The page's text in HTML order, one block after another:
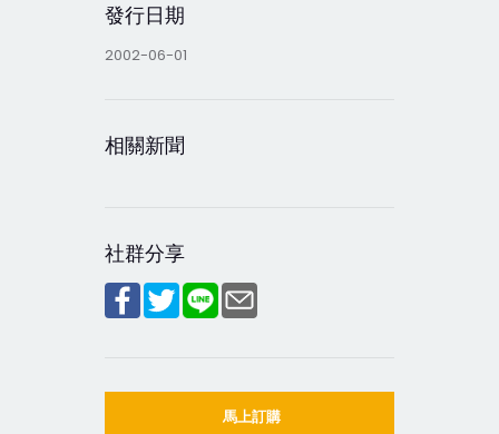
發行日期
2002-06-01
相關新聞
社群分享
馬上訂購